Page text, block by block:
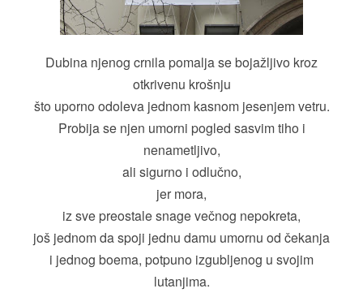
Dubina njenog crnila pomalja se bojažljivo kroz
otkrivenu krošnju
što uporno odoleva jednom kasnom jesenjem vetru.
Probija se njen umorni pogled sasvim tiho i
nenametljivo,
ali sigurno i odlučno,
jer mora,
iz sve preostale snage večnog nepokreta,
još jednom da spoji jednu damu umornu od čekanja
i jednog boema, potpuno izgubljenog u svojim
lutanjima.